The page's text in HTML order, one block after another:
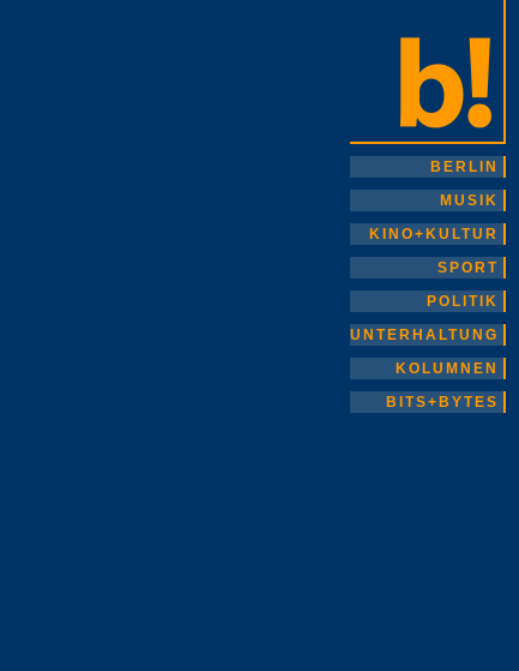
BERLIN
MUSIK
KINO+KULTUR
SPORT
POLITIK
UNTERHALTUNG
KOLUMNEN
BITS+BYTES